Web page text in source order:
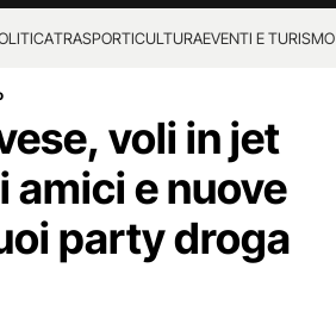
TRASPORTICULTURAEVENTI E TURISMO
voli in jet
amici e nuove
party droga